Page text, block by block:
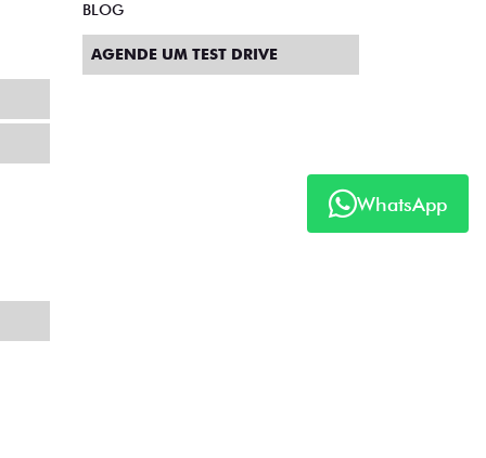
WhatsApp
BLOG
AGENDE UM TEST DRIVE